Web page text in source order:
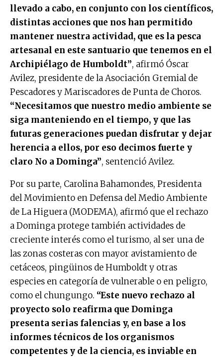
llevado a cabo, en conjunto con los científicos,
distintas acciones que nos han permitido
mantener nuestra actividad, que es la pesca
artesanal en este santuario que tenemos en el
Archipiélago de Humboldt”, afirmó Óscar
Avilez, presidente de la Asociación Gremial de
Pescadores y Mariscadores de Punta de Choros.
“Necesitamos que nuestro medio ambiente se
siga manteniendo en el tiempo, y que las
futuras generaciones puedan disfrutar y dejar
herencia a ellos, por eso decimos fuerte y
claro No a Dominga”, sentenció Avilez.
Por su parte, Carolina Bahamondes, Presidenta
del Movimiento en Defensa del Medio Ambiente
de La Higuera (MODEMA), afirmó que el rechazo
a Dominga protege también actividades de
creciente interés como el turismo, al ser una de
las zonas costeras con mayor avistamiento de
cetáceos, pingüinos de Humboldt y otras
especies en categoría de vulnerable o en peligro,
como el chungungo. “Este nuevo rechazo al
proyecto solo reafirma que Dominga
presenta serias falencias y, en base a los
informes técnicos de los organismos
competentes y de la ciencia, es inviable en